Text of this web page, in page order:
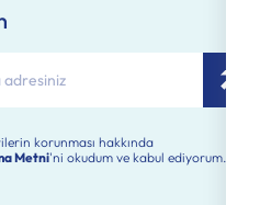
korunması hakkında
Metni'ni okudum ve kabul ediyorum.